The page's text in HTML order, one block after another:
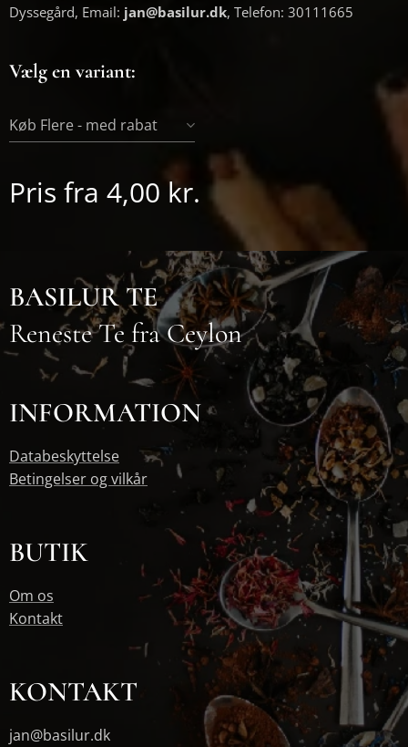
Dyssegård, Email: jan@basilur.dk, Telefon: 30111665
Vælg en variant:
Køb Flere - med rabat
Pris fra 4,00 kr.
BASILUR TE
Reneste Te fra Ceylon
INFORMATION
Databeskyttelse
Betingelser og vilkår
BUTIK
Om os
Kontakt
KONTAKT
jan@basilur.dk